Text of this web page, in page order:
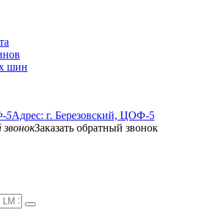
шин
Адрес: г. Березовский, ЦОФ-5
Заказать обратный звонок